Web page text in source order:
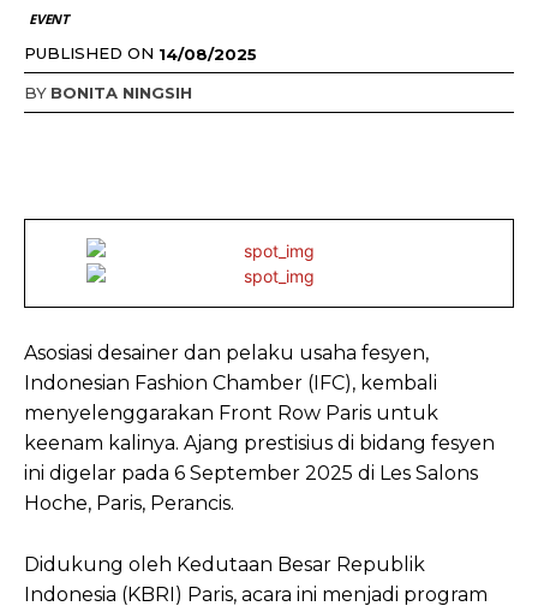
EVENT
PUBLISHED ON 14/08/2025
BY BONITA NINGSIH
Asosiasi desainer dan pelaku usaha fesyen,
Indonesian Fashion Chamber (IFC), kembali
menyelenggarakan Front Row Paris untuk
keenam kalinya. Ajang prestisius di bidang fesyen
ini digelar pada 6 September 2025 di Les Salons
Hoche, Paris, Perancis.
Didukung oleh Kedutaan Besar Republik
Indonesia (KBRI) Paris, acara ini menjadi program